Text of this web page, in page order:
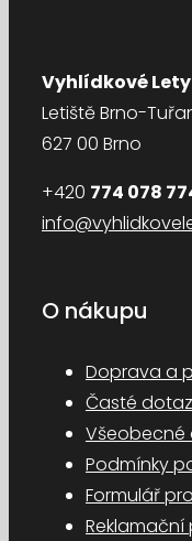
Vyhlídkové
Letiště Brno-
627 00 Brno
+420 774 078
O nákupu
Doprava a
Časté
Podmínky
Formulář
Reklamační